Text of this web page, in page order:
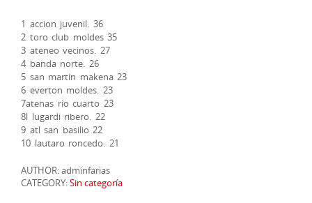
1 accion juvenil. 36
2 toro club moldes 35
3 ateneo vecinos. 27
4 banda norte. 26
5 san martin makena 23
6 everton moldes. 23
7atenas rio cuarto 23
8l lugardi ribero. 22
9 atl san basilio 22
10 lautaro roncedo. 21
AUTHOR: adminfarias
CATEGORY:Sin categoría